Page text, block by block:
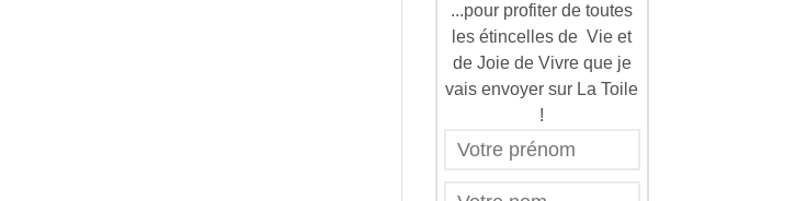
...pour profiter de toutes
les étincelles de Vie et
de Joie de Vivre que je
vais envoyer sur La Toile
!